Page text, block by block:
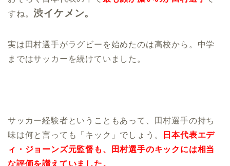
すね。渋イケメン。
実は田村選手がラグビーを始めたのは高校から。中学
まではサッカーを続けていました。
サッカー経験者ということもあって、田村選手の持ち
味は何と言っても「キック」でしょう。
日本代表エデ
ィ・ジョーンズ元監督も、田村選手のキックには相当
な評価を讃えていました。